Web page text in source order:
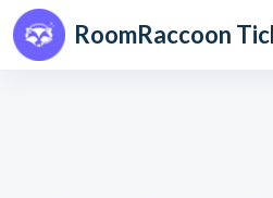
Saltar al contenido principal